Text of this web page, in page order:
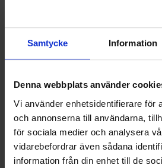
Samtycke Information
Denna webbplats använder
Vi använder enhetsidentifierare för
och annonserna till användarna,
för sociala medier och analysera
vidarebefordrar även sådana
information från din enhet till de
DÄRFÖR SKA DU ÅTERVINNA
Och efter så många år återstår det
mikrobitar av plasten. I den här artikeln
ska återvinna.